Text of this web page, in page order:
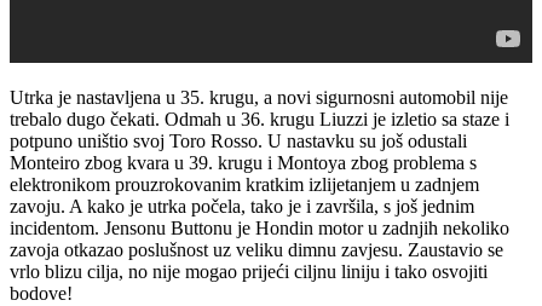
Utrka je nastavljena u 35. krugu, a novi sigurnosni automobil nije
trebalo dugo čekati. Odmah u 36. krugu Liuzzi je izletio sa staze i
potpuno uništio svoj Toro Rosso. U nastavku su još odustali
Monteiro zbog kvara u 39. krugu i Montoya zbog problema s
elektronikom prouzrokovanim kratkim izlijetanjem u zadnjem
zavoju. A kako je utrka počela, tako je i završila, s još jednim
incidentom. Jensonu Buttonu je Hondin motor u zadnjih nekoliko
zavoja otkazao poslušnost uz veliku dimnu zavjesu. Zaustavio se
vrlo blizu cilja, no nije mogao prijeći ciljnu liniju i tako osvojiti
bodove!